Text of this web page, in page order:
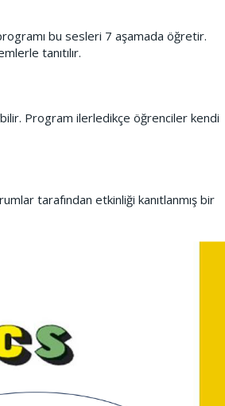
bu sesleri 7 aşamada öğretir.
tanıtılır.
Program ilerledikçe öğrenciler kendi
tarafından etkinliği kanıtlanmış bir